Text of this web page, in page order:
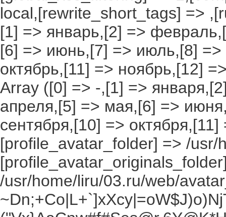
local,[rewrite_short_tags] =>
[1] => январь,[2] =>
[6] => июнь,[7] => июль,[8] =>
октябрь,[11] => ноябрь,[12]
Array ([0] => -,[1] =>
апреля,[5] => мая,[6] =>
сентября,[10] =>
[profile_avatar_folder] => /
/usr/home/liru/03.ru/web/